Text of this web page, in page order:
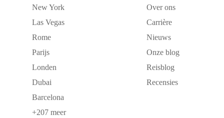
New York
Las Vegas
Rome
Parijs
Londen
Dubai
Barcelona
+207 meer
Over ons
Carrière
Nieuws
Onze blog
Reisblog
Recensies